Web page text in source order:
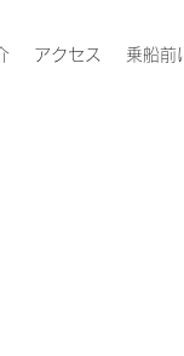
アクセス 乗船前